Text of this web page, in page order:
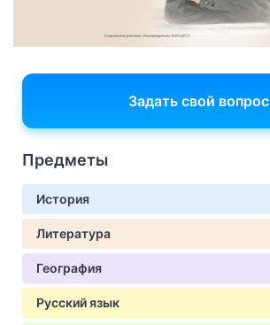
Задать свой вопрос
Предметы
История
Литература
География
Русский язык